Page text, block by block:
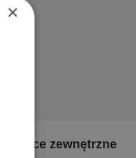
Tablice zewnętrzne
×